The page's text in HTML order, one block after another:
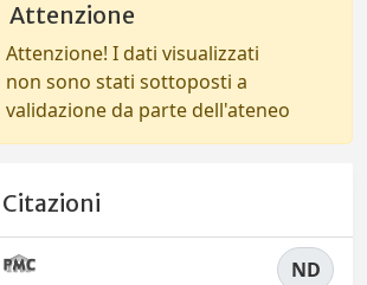
Attenzione
Attenzione! I dati visualizzati
non sono stati sottoposti a
validazione da parte dell'ateneo
Citazioni
ND